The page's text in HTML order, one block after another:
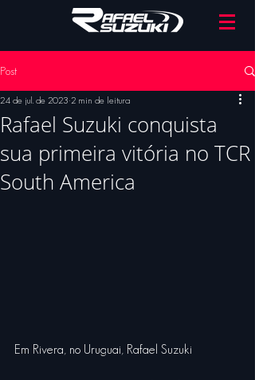
Post
Rafael Suzuki conquista
sua primeira vitória no TCR
South America
24 de jul. de 2023 2 min de leitura
Em Rivera, no Uruguai, Rafael Suzuki